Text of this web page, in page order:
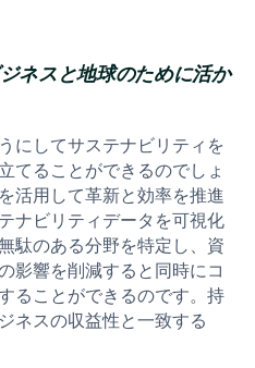
ネスと地球のために活か
にしてサステナビリティを
てることができるのでしょ
活用して革新と効率を推進
ナビリティデータを可視化
駄のある分野を特定し、資
影響を削減すると同時にコ
ることができるのです。持
ネスの収益性と一致する